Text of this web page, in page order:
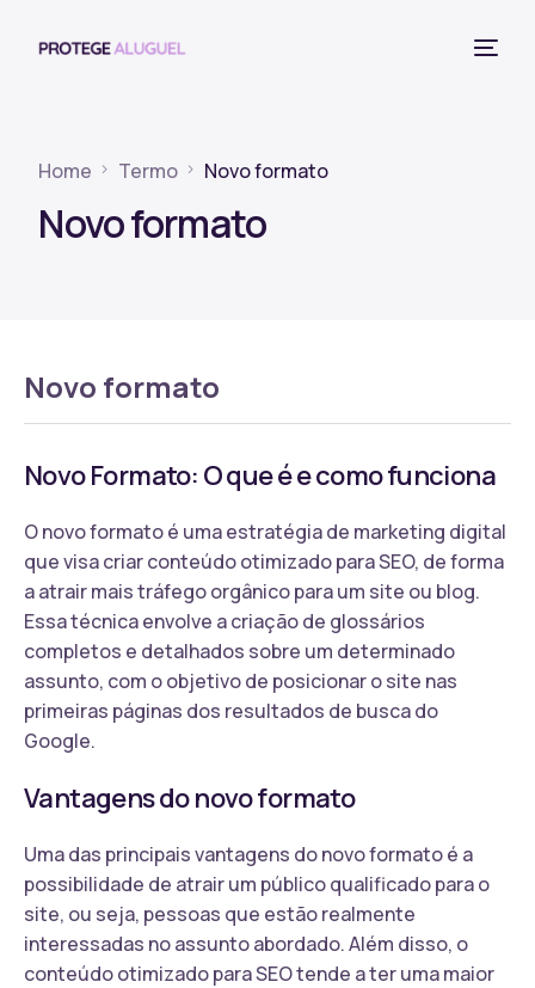
Home Termo Novo formato
Novo formato
Novo formato
Novo Formato: O que é e como funciona
O novo formato é uma estratégia de marketing digital
que visa criar conteúdo otimizado para SEO, de forma
a atrair mais tráfego orgânico para um site ou blog.
Essa técnica envolve a criação de glossários
completos e detalhados sobre um determinado
assunto, com o objetivo de posicionar o site nas
primeiras páginas dos resultados de busca do
Google.
Vantagens do novo formato
Uma das principais vantagens do novo formato é a
possibilidade de atrair um público qualificado para o
site, ou seja, pessoas que estão realmente
interessadas no assunto abordado. Além disso, o
conteúdo otimizado para SEO tende a ter uma maior